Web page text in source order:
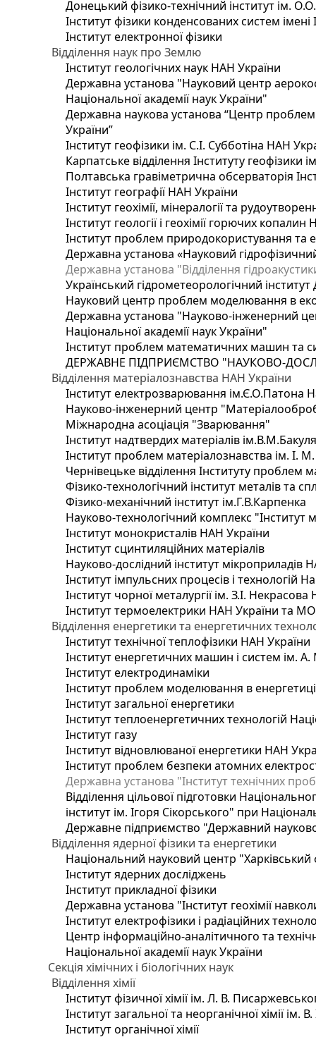
Донецький фізико-технічний інститут ім.
Інститут фізики конденсованих систем
Інститут електронної фізики
Відділення наук про Землю
Інститут геологічних наук НАН України
Державна установа "Науковий центр
Національної академії наук України"
Державна наукова установа “Центр проблем
України”
Інститут геофізики ім. С.І. Субботіна НАН
Карпатське відділення Інституту геофізики
Полтавська гравіметрична обсерваторія
Інститут географії НАН України
Інститут геохімії, мінералогії та
Інститут геології і геохімії горючих
Інститут проблем природокористування та
Державна установа «Науковий
Державна установа "Відділення
Український гідрометеорологічний
Науковий центр проблем моделювання в
Державна установа "Науково-інженерний
Національної академії наук України"
Інститут проблем математичних машин та
ДЕРЖАВНЕ ПІДПРИЄМСТВО "НАУКОВО-
Відділення матеріалознавства НАН України
Інститут електрозварювання ім.Є.О.Патона
Науково-інженерний центр
Міжнародна асоціація "Зварювання"
Інститут надтвердих матеріалів
Інститут проблем матеріалознавства ім. І.
Чернівецьке відділення Інституту проблем
Фізико-технологічний інститут металів та
Фізико-механічний інститут ім.Г.В.Карпенка
Науково-технологічний комплекс "Інститут
Інститут монокристалів НАН України
Інститут сцинтиляційних матеріалів
Науково-дослідний інститут мікроприладів
Інститут імпульсних процесів і технологій
Інститут чорної металургії ім. З.І.
Інститут термоелектрики НАН України та
Відділення енергетики та енергетичних
Інститут технічної теплофізики НАН України
Інститут енергетичних машин і систем ім.
Інститут електродинаміки
Інститут проблем моделювання в
Інститут загальної енергетики
Інститут теплоенергетичних технологій
Інститут газу
Інститут відновлюваної енергетики НАН
Інститут проблем безпеки атомних
Державна установа "Інститут технічних
Відділення цільової підготовки
інститут ім. Ігоря Сікорського" при
Державне підприємство "Державний
Відділення ядерної фізики та енергетики
Національний науковий центр "Харківський
Інститут ядерних досліджень
Інститут прикладної фізики
Державна установа "Інститут геохімії
Інститут електрофізики і радіаційних
Центр інформаційно-аналітичного та
Національної академії наук України
Секція хімічних і біологічних наук
Відділення хімії
Інститут фізичної хімії ім. Л. В.
Інститут загальної та неорганічної хімії ім.
Інститут органічної хімії